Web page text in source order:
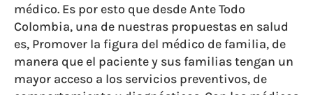
médico. Es por esto que desde Ante Todo
Colombia, una de nuestras propuestas en salud
es, Promover la figura del médico de familia, de
manera que el paciente y sus familias tengan un
mayor acceso a los servicios preventivos, de